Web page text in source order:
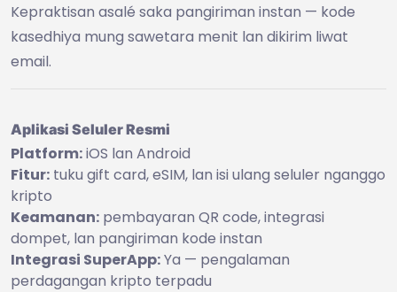
Kepraktisan asalé saka pangiriman instan — kode
kasedhiya mung sawetara menit lan dikirim liwat
email.
Aplikasi Seluler Resmi
Platform:iOS lan Android
Fitur: tuku gift card, eSIM, lan isi ulang seluler nganggo
kripto
Keamanan: pembayaran QR code, integrasi
dompet, lan pangiriman kode instan
Integrasi SuperApp:Ya — pengalaman
perdagangan kripto terpadu